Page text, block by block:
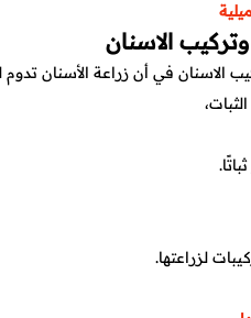
الاسنان
الاسنان في أن زراعة الأسنان تدوم
لزراعتها.